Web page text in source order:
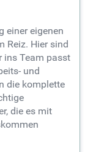
einer eigenen
Reiz. Hier sind
ins Team passt
und
die komplette
die es mit